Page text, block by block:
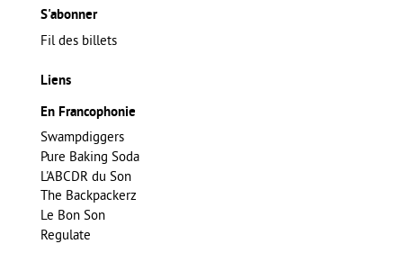
S'abonner
Fil des billets
Liens
En Francophonie
Swampdiggers
Pure Baking Soda
L'ABCDR du Son
The Backpackerz
Le Bon Son
Regulate